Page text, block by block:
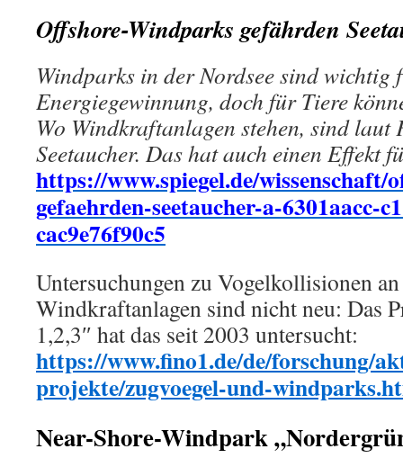
Offshore-Windparks gefährden
Windparks in der Nordsee sind wichtig
Energiegewinnung, doch für Tiere
Wo Windkraftanlagen stehen, sind laut
Seetaucher. Das hat auch einen
https://www.spiegel.de/
gefaehrden-seetaucher-a-6301aacc-
cac9e76f90c5
Untersuchungen zu Vogelkollisionen
Windkraftanlagen sind nicht neu: Das
1,2,3″ hat das seit 2003 untersucht:
https://www.fino1.de/de/forschung/
projekte/zugvoegel-und-
Near-Shore-Windpark